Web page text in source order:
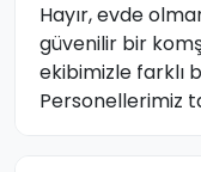
Hayır, evde
güvenilir bir
ekibimizle farklı
Personellerimiz